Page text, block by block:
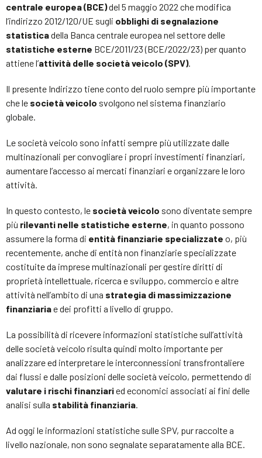
centrale europea (BCE)del 5 maggio 2022 che modifica
l’indirizzo 2012/120/UE sugli obblighi di segnalazione
statisticadella Banca centrale europea nel settore delle
statistiche esterne BCE/2011/23 (BCE/2022/23) per quanto
attiene l’attività delle società veicolo (SPV).
Il presente Indirizzo tiene conto del ruolo sempre più importante
che le società veicolo svolgono nel sistema finanziario
globale.
Le società veicolo sono infatti sempre più utilizzate dalle
multinazionali per convogliare i propri investimenti finanziari,
aumentare l’accesso ai mercati finanziari e organizzare le loro
attività.
In questo contesto, le società veicolo sono diventate sempre
più rilevanti nelle statistiche esterne, in quanto possono
assumere la forma di entità finanziarie specializzate o, più
recentemente, anche di entità non finanziarie specializzate
costituite da imprese multinazionali per gestire diritti di
proprietà intellettuale, ricerca e sviluppo, commercio e altre
attività nell’ambito di una strategia di massimizzazione
finanziariae dei profitti a livello di gruppo.
La possibilità di ricevere informazioni statistiche sull’attività
delle società veicolo risulta quindi molto importante per
analizzare ed interpretare le interconnessioni transfrontaliere
dai flussi e dalle posizioni delle società veicolo, permettendo di
valutare i rischi finanziaried economici associati ai fini delle
analisi sulla stabilità finanziaria.
Ad oggi le informazioni statistiche sulle SPV, pur raccolte a
livello nazionale, non sono segnalate separatamente alla BCE.